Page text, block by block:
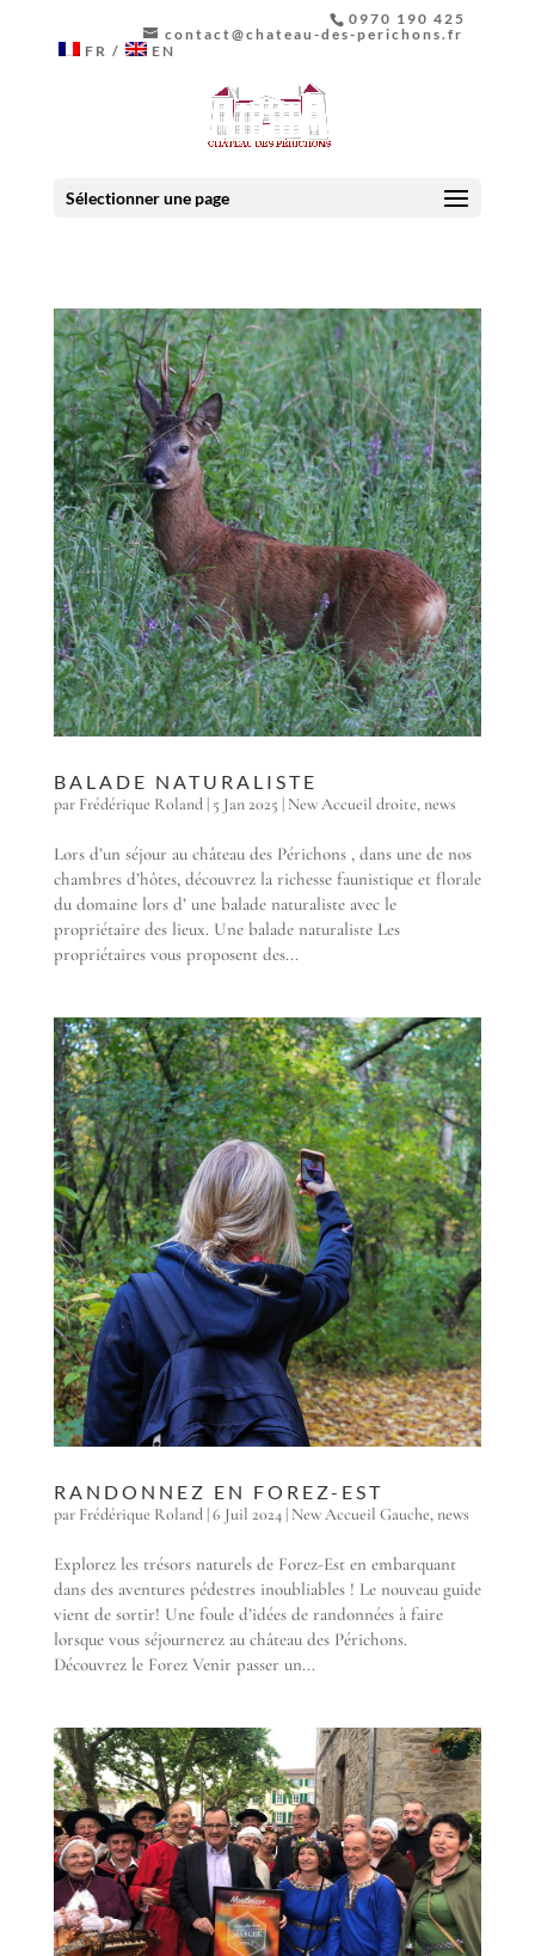
0970 190 425
contact@chateau-des-perichons.fr
FR
EN
Sélectionner une page
BALADE NATURALISTE
par Frédérique Roland| 5 Jan 2025 | New Accueil droite,news
Lors d’un séjour au château des Périchons , dans une de nos
chambres d’hôtes, découvrez la richesse faunistique et florale
du domaine lors d’ une balade naturaliste avec le
propriétaire des lieux. Une balade naturaliste Les
propriétaires vous proposent des...
RANDONNEZ EN FOREZ-EST
par Frédérique Roland|6 Juil 2024| New Accueil Gauche,news
Explorez les trésors naturels de Forez-Est en embarquant
dans des aventures pédestres inoubliables ! Le nouveau guide
vient de sortir! Une foule d’idées de randonnées à faire
lorsque vous séjournerez au château des Périchons.
Découvrez le Forez Venir passer un...